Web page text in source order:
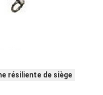
résiliente de siège